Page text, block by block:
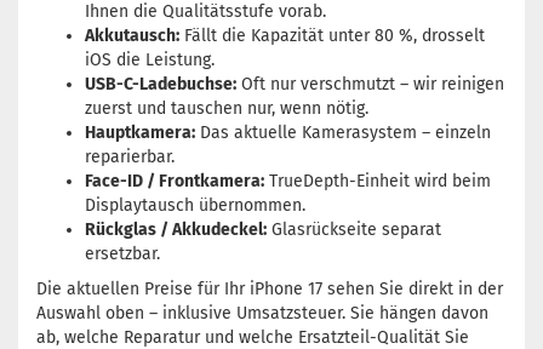
Ihnen die Qualitätsstufe vorab.
Akkutausch: Fällt die Kapazität unter 80 %, drosselt
iOS die Leistung.
USB-C-Ladebuchse: Oft nur verschmutzt – wir reinigen
zuerst und tauschen nur, wenn nötig.
Hauptkamera: Das aktuelle Kamerasystem – einzeln
reparierbar.
Face-ID / Frontkamera: TrueDepth-Einheit wird beim
Displaytausch übernommen.
Rückglas / Akkudeckel: Glasrückseite separat
ersetzbar.
Die aktuellen Preise für Ihr iPhone 17 sehen Sie direkt in der
Auswahl oben – inklusive Umsatzsteuer. Sie hängen davon
ab, welche Reparatur und welche Ersatzteil-Qualität Sie